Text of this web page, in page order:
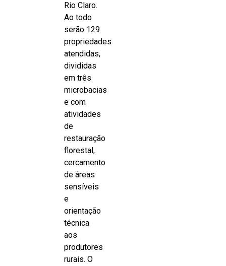
Rio Claro.
Ao todo
serão 129
propriedades
atendidas,
divididas
em três
microbacias
e com
atividades
de
restauração
florestal,
cercamento
de áreas
sensíveis
e
orientação
técnica
aos
produtores
rurais. O